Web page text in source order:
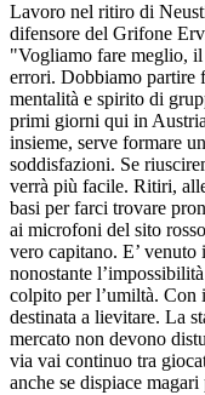
Lavoro nel ritiro di
difensore del Grifone
"Vogliamo fare meglio, il
errori. Dobbiamo partire
mentalità e spirito di
primi giorni qui in
insieme, serve formare
soddisfazioni. Se
verrà più facile. Ritiri,
basi per farci trovare
ai microfoni del sito
vero capitano. E’
nonostante
colpito per l’umiltà. Con
destinata a lievitare. La
mercato non devono
via vai continuo tra
anche se dispiace